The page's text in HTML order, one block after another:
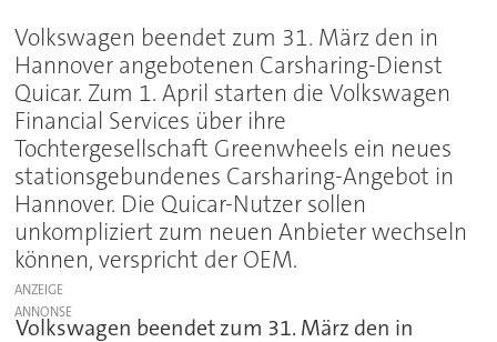
Volkswagen beendet zum 31. März den in
Hannover angebotenen Carsharing-Dienst
Quicar. Zum 1. April starten die Volkswagen
Financial Services über ihre
Tochtergesellschaft Greenwheels ein neues
stationsgebundenes Carsharing-Angebot in
Hannover. Die Quicar-Nutzer sollen
unkompliziert zum neuen Anbieter wechseln
können, verspricht der OEM.
ANZEIGE
Volkswagen beendet zum 31. März den in